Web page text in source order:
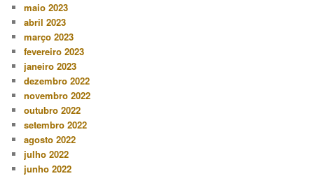
maio 2023
abril 2023
março 2023
fevereiro 2023
janeiro 2023
dezembro 2022
novembro 2022
outubro 2022
setembro 2022
agosto 2022
julho 2022
junho 2022